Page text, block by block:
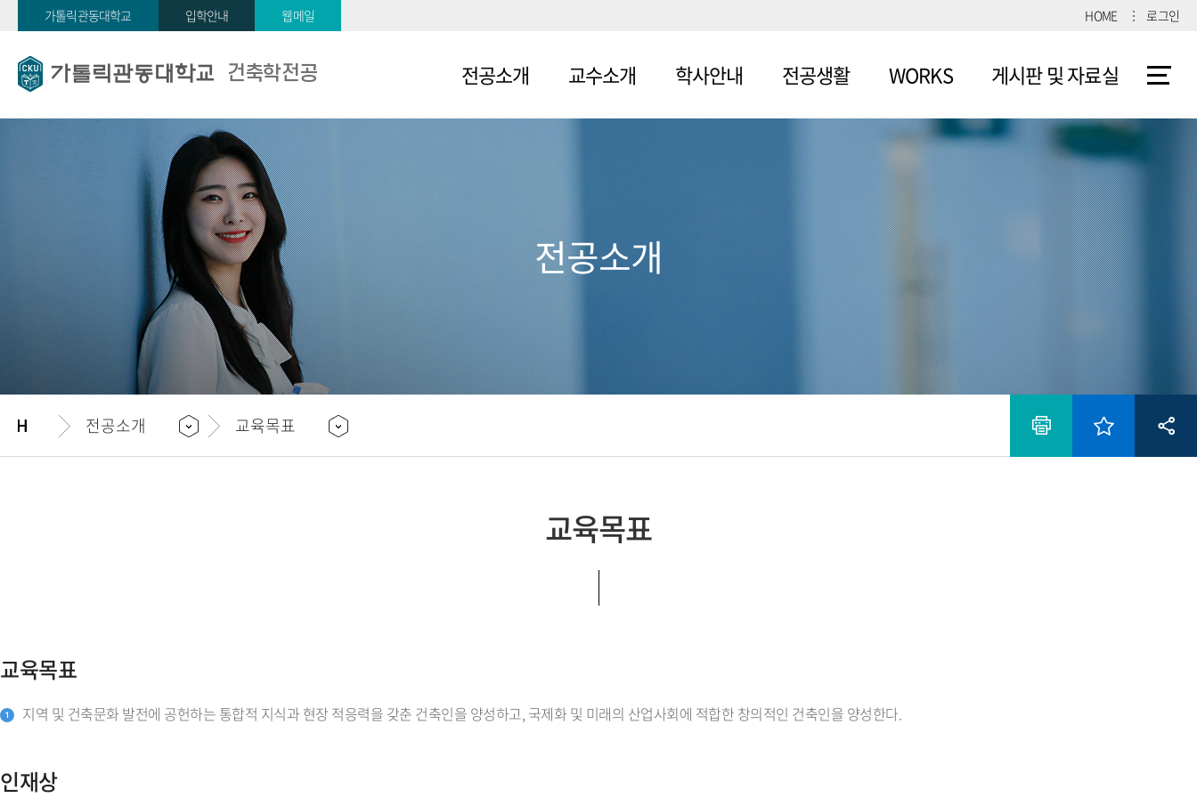
가톨릭관동대학교 입학안내 웹메일 HOME 로그인
건축학전공 전공소개
소개
교육목표
연혁
건축학 교육
인증
건축학 교육
인증
프로그램
졸업 후 진로
오시는 길
교수소개
교수소개
학사안내
교육과정
교과목
로드맵
학사일정
전공생활
전공활동
동아리
기자재
사용안내
WORKS
건축전
학생활동
학생활동
(영상)
게시판 및 자료실
전공공지
전공소식
자유게시판
자료실
진로가이드영상
전공소개
전공소개 교육목표
교육목표
교육목표
1 지역 및 건축문화 발전에 공헌하는 통합적 지식과 현장 적응력을 갖춘 건축인을 양성하고, 국제화 및 미래의 산업사회에 적합한 창의적인 건축인을 양성한다.
인재상